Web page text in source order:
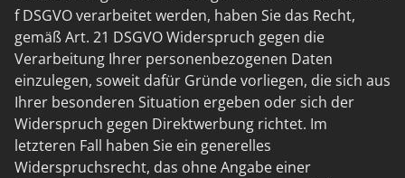
f DSGVO verarbeitet werden, haben Sie das Recht,
gemäß Art. 21 DSGVO Widerspruch gegen die
Verarbeitung Ihrer personenbezogenen Daten
einzulegen, soweit dafür Gründe vorliegen, die sich aus
Ihrer besonderen Situation ergeben oder sich der
Widerspruch gegen Direktwerbung richtet. Im
letzteren Fall haben Sie ein generelles
Widerspruchsrecht, das ohne Angabe einer